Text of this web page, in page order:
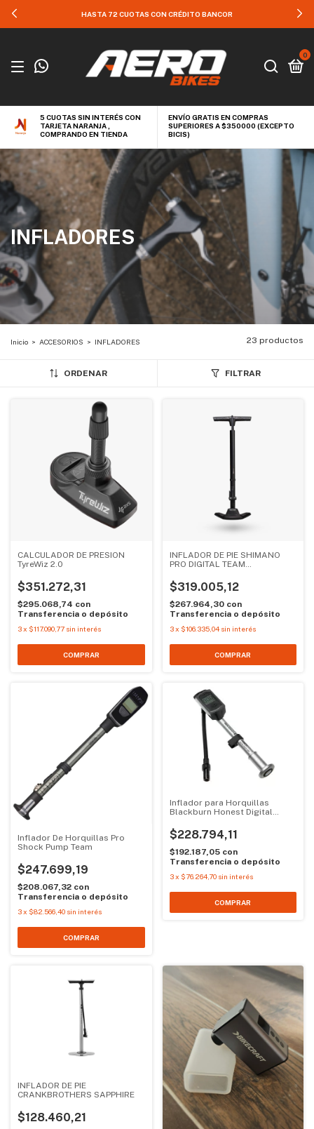
HASTA 72 CUOTAS CON CRÉDITO BANCOR
0
5 CUOTAS SIN INTERÉS CON
TARJETA NARANJA ,
COMPRANDO EN TIENDA
ENVÍO GRATIS EN COMPRAS
SUPERIORES A $350000 (EXCEPTO
BICIS)
INFLADORES
Inicio > ACCESORIOS > INFLADORES 23 productos
ORDENAR FILTRAR
CALCULADOR DE PRESION
TyreWiz 2.0
$351.272,31
$295.068,74 con
Transferencia o depósito
3x $117.090,77 sin interés
INFLADOR DE PIE SHIMANO
PRO DIGITAL TEAM
$319.005,12
$267.964,30 con
Transferencia o depósito
3 x $106.335,04 sin interés
Inflador De Horquillas Pro
Shock Pump Team
$247.699,19
$208.067,32 con
Transferencia o depósito
3x $82.566,40 sin interés
Inflador para Horquillas
Blackburn Honest Digital
$228.794,11
$192.187,05 con
Transferencia o depósito
3 x $76.264,70 sin interés
INFLADOR DE PIE
CRANKBROTHERS SAPPHIRE
$128.460,21